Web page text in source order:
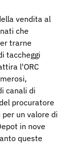
vendita al
che
trarne
taccheggi
l'ORC
canali di
procuratore
un valore di
in nove
queste